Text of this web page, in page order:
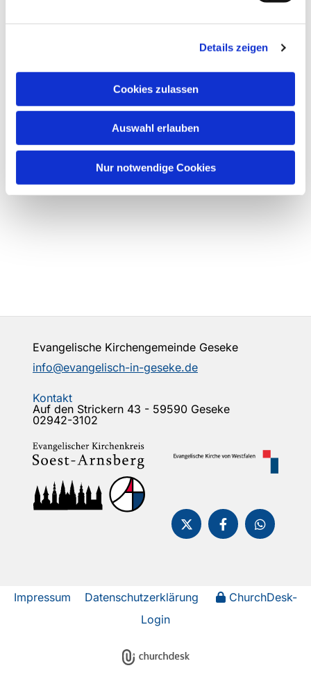
Details zeigen
Cookies zulassen
Auswahl erlauben
Nur notwendige Cookies
Evangelische Kirchengemeinde Geseke
info@evangelisch-in-geseke.de
Kontakt
Auf den Strickern 43 - 59590 Geseke
02942-3102
Impressum Datenschutzerklärung
ChurchDesk-
Login